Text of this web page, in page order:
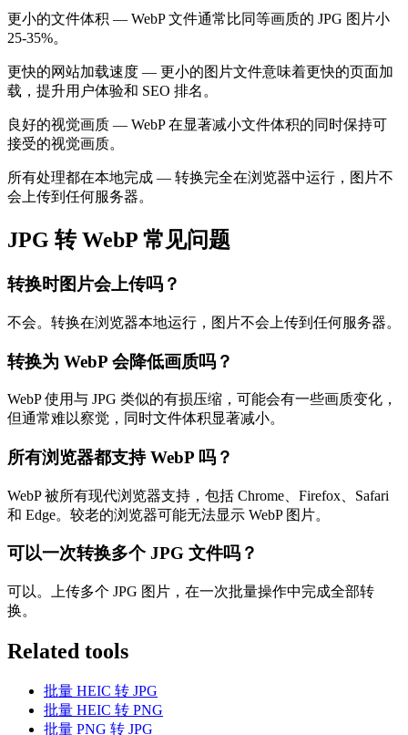
更小的文件体积 — WebP 文件通常比同等画质的 JPG 图片小
25-35%。
更快的网站加载速度 — 更小的图片文件意味着更快的页面加
载，提升用户体验和 SEO 排名。
良好的视觉画质 — WebP 在显著减小文件体积的同时保持可
接受的视觉画质。
所有处理都在本地完成 — 转换完全在浏览器中运行，图片不
会上传到任何服务器。
JPG 转 WebP 常见问题
转换时图片会上传吗？
不会。转换在浏览器本地运行，图片不会上传到任何服务器。
转换为 WebP 会降低画质吗？
WebP 使用与 JPG 类似的有损压缩，可能会有一些画质变化，
但通常难以察觉，同时文件体积显著减小。
所有浏览器都支持 WebP 吗？
WebP 被所有现代浏览器支持，包括 Chrome、Firefox、Safari
和 Edge。较老的浏览器可能无法显示 WebP 图片。
可以一次转换多个 JPG 文件吗？
可以。上传多个 JPG 图片，在一次批量操作中完成全部转
换。
Related tools
批量 HEIC 转 JPG
批量 HEIC 转 PNG
批量 PNG 转 JPG